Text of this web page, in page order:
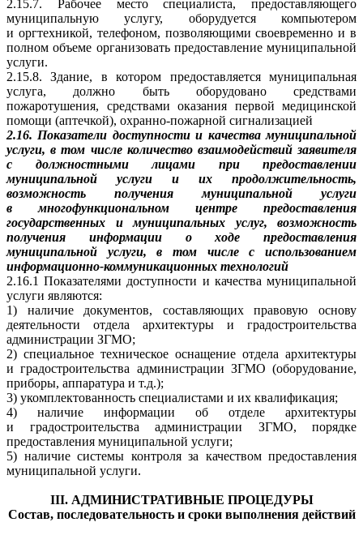
2.15.7. Рабочее место специалиста, предоставляющего
муниципальную услугу, оборудуется компьютером
и оргтехникой, телефоном, позволяющими своевременно и в
полном объеме организовать предоставление муниципальной
услуги.
2.15.8. Здание, в котором предоставляется муниципальная
услуга, должно быть оборудовано средствами
пожаротушения, средствами оказания первой медицинской
помощи (аптечкой), охранно-пожарной сигнализацией
2.16. Показатели доступности и качества муниципальной
услуги, в том числе количество взаимодействий заявителя
с должностными лицами при предоставлении
муниципальной услуги и их продолжительность,
возможность получения муниципальной услуги
в многофункциональном центре предоставления
государственных и муниципальных услуг, возможность
получения информации о ходе предоставления
муниципальной услуги, в том числе с использованием
информационно-коммуникационных технологий
2.16.1 Показателями доступности и качества муниципальной
услуги являются:
1) наличие документов, составляющих правовую основу
деятельности отдела архитектуры и градостроительства
администрации ЗГМО;
2) специальное техническое оснащение отдела архитектуры
и градостроительства администрации ЗГМО (оборудование,
приборы, аппаратура и т.д.);
3) укомплектованность специалистами и их квалификация;
4) наличие информации об отделе архитектуры
и градостроительства администрации ЗГМО, порядке
предоставления муниципальной услуги;
5) наличие системы контроля за качеством предоставления
муниципальной услуги.
III. АДМИНИСТРАТИВНЫЕ ПРОЦЕДУРЫ
Состав, последовательность и сроки выполнения действий